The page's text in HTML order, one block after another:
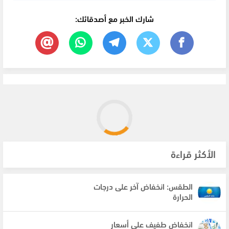
شارك الخبر مع أصدقائك:
الأكثر قراءة
الطقس: انخفاض آخر على درجات
الحرارة
انخفاض طفيف على أسعار